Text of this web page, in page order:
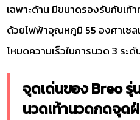
เฉพาะด้าน มีขนาดรองรับกับเท้
ด้วยไฟฟ้าอุณหภูมิ 55 องศาเซล
โหมดความเร็วในการนวด 3 ระดั
จุดเด่นของ Breo รุ่
นวดเท้านวดกดจุดฝ่